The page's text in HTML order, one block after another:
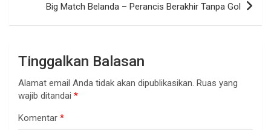
Big Match Belanda – Perancis Berakhir Tanpa Gol
Tinggalkan Balasan
Alamat email Anda tidak akan dipublikasikan. Ruas yang
wajib ditandai *
Komentar *